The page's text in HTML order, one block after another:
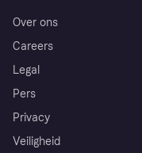
Over ons
Careers
Legal
Pers
Privacy
Veiligheid